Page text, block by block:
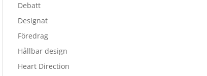
Debatt
Designat
Föredrag
Hållbar design
Heart Direction